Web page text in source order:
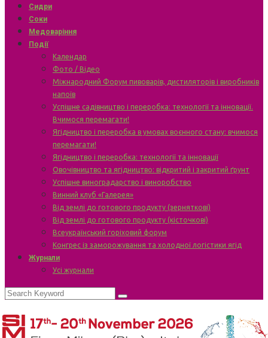
Сидри
Соки
Медоваріння
Події
Календар
Фото / Відео
Міжнародний Форум пивоварів, дистиляторів і виробників
напоїв
Успішне садівництво і переробка: технології та інновації.
Вчимося перемагати!
Ягідництво і переробка в умовах воєнного стану: вчимося
перемагати!
Ягідництво і переробка: технології та інновації
Овочівництво та ягідництво: відкритий і закритий ґрунт
Успішне виноградарство і виноробство
Винний клуб «Галерея»
Від землі до готового продукту (зерняткові)
Від землі до готового продукту (кісточкові)
Всеукраїнський горіховий форум
Конгрес із заморожування та холодної логістики ягід
Журнали
Усі журнали